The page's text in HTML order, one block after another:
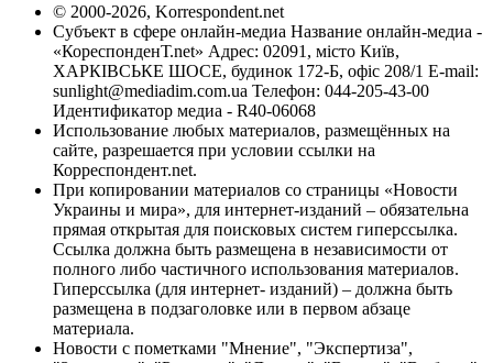
© 2000-2026, Korrespondent.net
Субъект в сфере онлайн-медиа Название онлайн-медиа -
«КореспонденТ.net» Адрес: 02091, місто Київ,
ХАРКІВСЬКЕ ШОСЕ, будинок 172-Б, офіс 208/1 E-mail:
sunlight@mediadim.com.ua Телефон: 044-205-43-00
Идентификатор медиа - R40-06068
Использование любых материалов, размещённых на
сайте, разрешается при условии ссылки на
Корреспондент.net.
При копировании материалов со страницы «Новости
Украины и мира», для интернет-изданий – обязательна
прямая открытая для поисковых систем гиперссылка.
Ссылка должна быть размещена в независимости от
полного либо частичного использования материалов.
Гиперссылка (для интернет- изданий) – должна быть
размещена в подзаголовке или в первом абзаце
материала.
Новости с пометками "Мнение", "Экспертиза",